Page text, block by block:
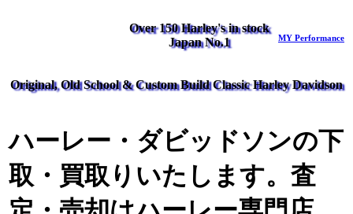
Over 150 Harley's in stock
Japan No.1
MY Performance
Original, Old School & Custom Build Classic Harley Davidson
ハーレー・ダビッドソンの下
取・買取りいたします。査